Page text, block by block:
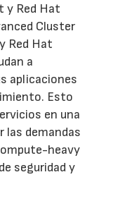
y Red Hat
Cluster
Red Hat
a
aplicaciones
Esto
en una
las demandas
heavy
seguridad y